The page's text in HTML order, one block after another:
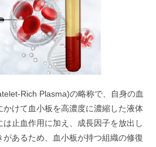
Rich Plasma)の略称で、自身の血
けて血小板を高濃度に濃縮した液体
止血作用に加え、成長因子を放出し
あるため、血小板が持つ組織の修復